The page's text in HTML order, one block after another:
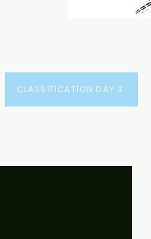
CLASSIFICATION DAY 3